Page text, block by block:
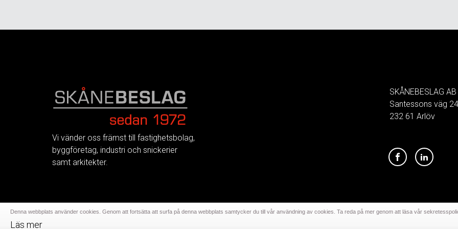
Vi vänder oss främst till fastighetsbolag,
byggföretag, industri och snickerier
samt arkitekter.
SKÅNEBESLAG AB
Santessons väg 24
232 61 Arlöv
Denna webbplats använder cookies. Genom att fortsätta att surfa på denna webbplats samtycker du till vår användning av cookies. Ta reda på mer genom att läsa vår
Läs mer